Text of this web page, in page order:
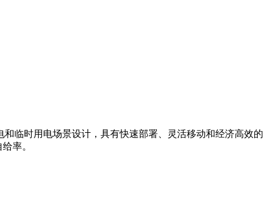
临时用电场景设计，具有快速部署、灵活移动和经济高效的